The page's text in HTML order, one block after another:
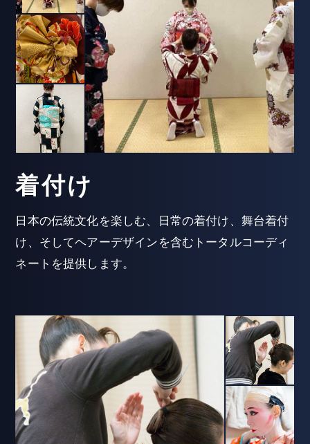
着付け
日本の伝統文化を楽しむ、日常の着付け、舞台着付
け、そしてヘアーデザインを含むトータルコーディ
ネートを提供します。